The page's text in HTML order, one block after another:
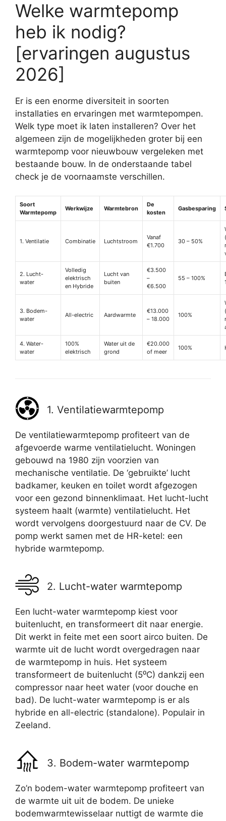
Welke warmtepomp
heb ik nodig?
[ervaringen augustus
2026]
Er is een enorme diversiteit in soorten
installaties en ervaringen met warmtepompen.
Welk type moet ik laten installeren? Over het
algemeen zijn de mogelijkheden groter bij een
warmtepomp voor nieuwbouw vergeleken met
bestaande bouw. In de onderstaande tabel
check je de voornaamste verschillen.
Soort
Warmtepomp
Werkwijze Warmtebron
De
kosten
Gasbesparing
1. Ventilatie Combinatie Luchtstroom
Vanaf
€1.700
30 – 50%
2. Lucht-
water
Volledig
elektrisch
en Hybride
Lucht van
buiten
€3.500
–
€6.500
55 – 100%
3. Bodem-
water
All-electric Aardwarmte
€13.000
– 18.000
100%
4. Water-
water
100%
elektrisch
Water uit de
grond
€20.000
of meer
100%
1. Ventilatiewarmtepomp
De ventilatiewarmtepomp profiteert van de
afgevoerde warme ventilatielucht. Woningen
gebouwd na 1980 zijn voorzien van
mechanische ventilatie. De ‘gebruikte’ lucht
badkamer, keuken en toilet wordt afgezogen
voor een gezond binnenklimaat. Het lucht-lucht
systeem haalt (warmte) ventilatielucht. Het
wordt vervolgens doorgestuurd naar de CV. De
pomp werkt samen met de HR-ketel: een
hybride warmtepomp.
2. Lucht-water warmtepomp
Een lucht-water warmtepomp kiest voor
buitenlucht, en transformeert dit naar energie.
Dit werkt in feite met een soort airco buiten. De
warmte uit de lucht wordt overgedragen naar
de warmtepomp in huis. Het systeem
transformeert de buitenlucht (5⁰C) dankzij een
compressor naar heet water (voor douche en
bad). De lucht-water warmtepomp is er als
hybride en all-electric (standalone). Populair in
Zeeland.
3. Bodem-water warmtepomp
Zo’n bodem-water warmtepomp profiteert van
de warmte uit uit de bodem. De unieke
bodemwarmtewisselaar nuttigt de warmte die